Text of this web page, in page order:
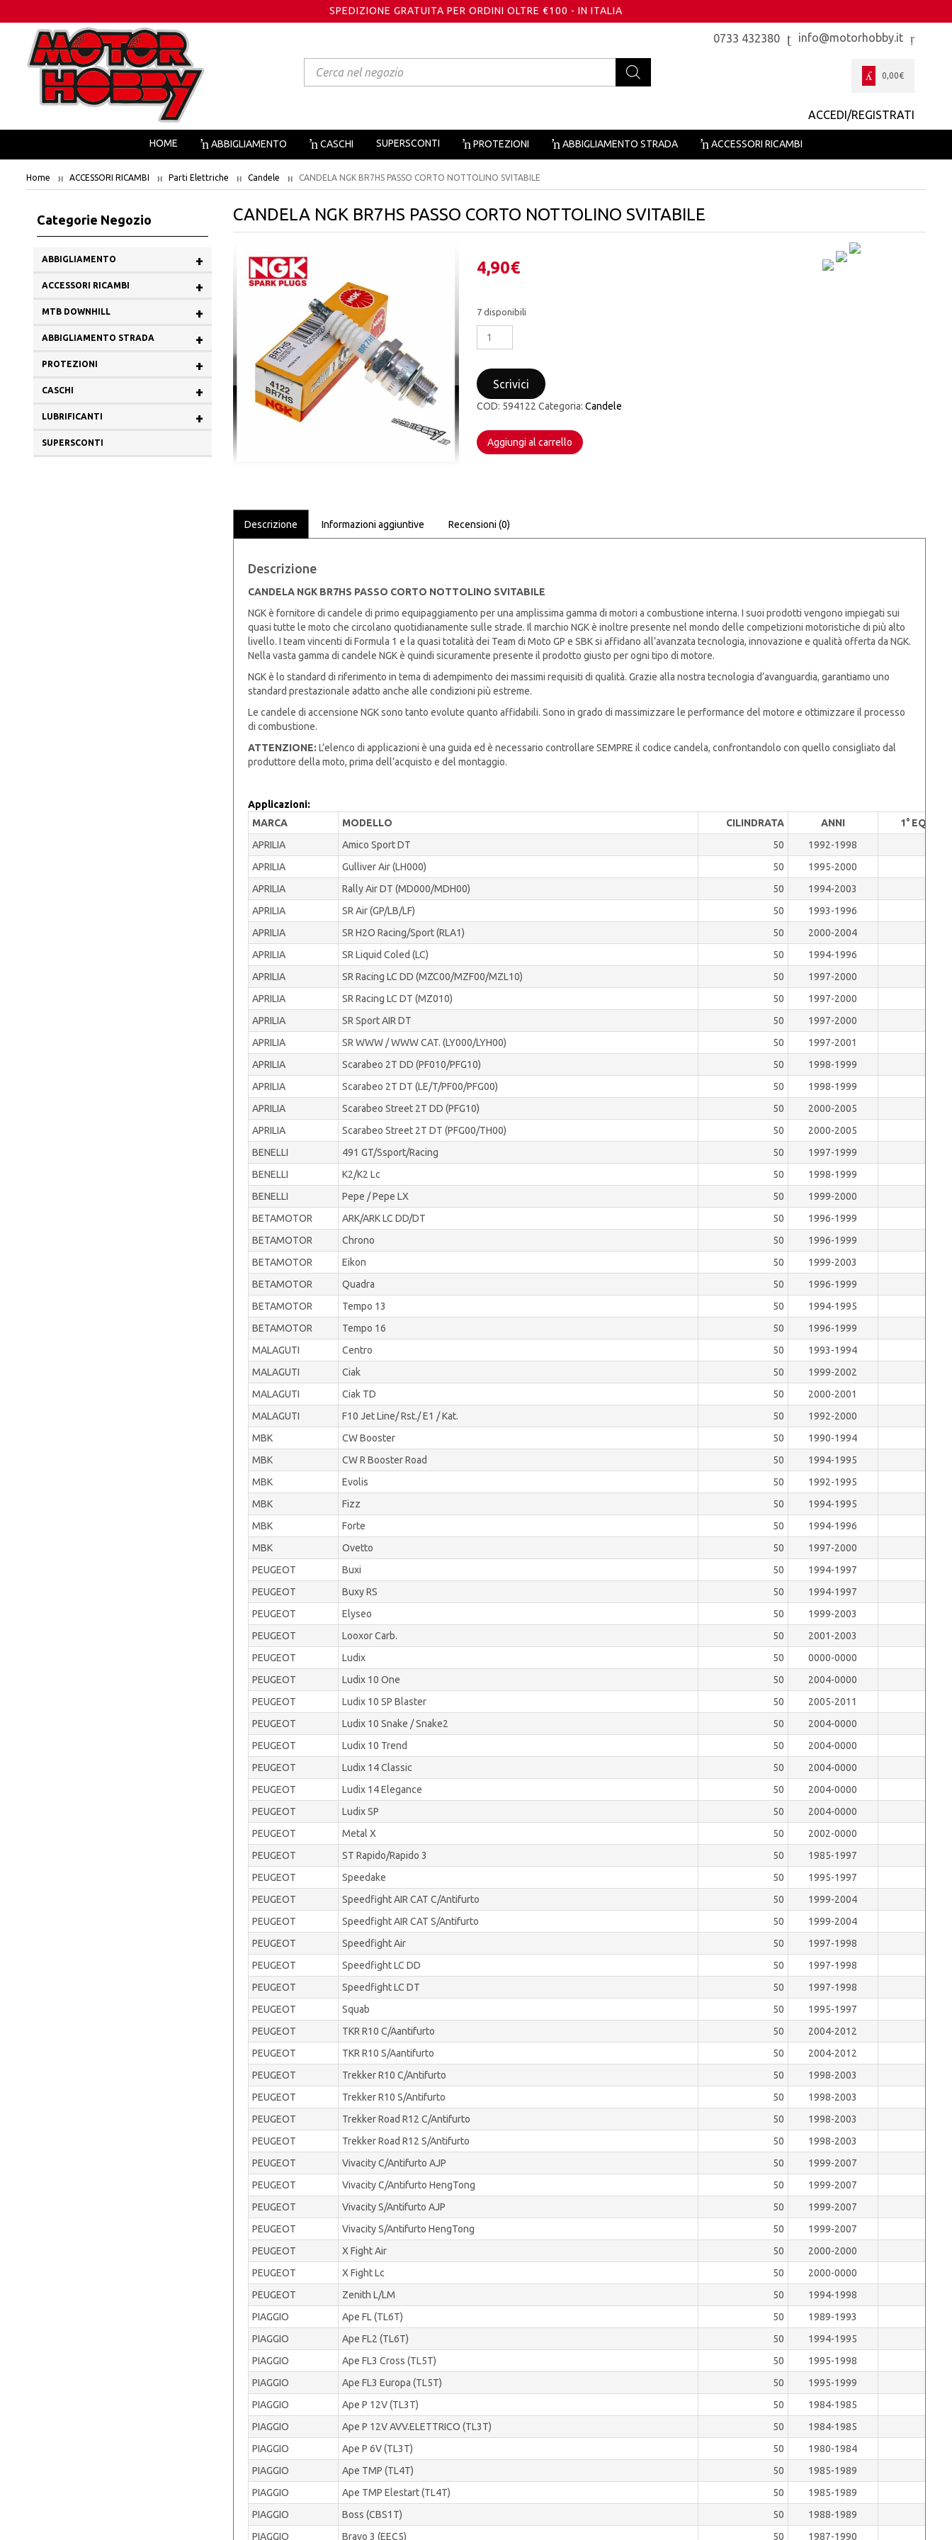
SPEDIZIONE GRATUITA PER ORDINI OLTRE €100 - IN ITALIA
Products
search
info@motorhobby.it
0733 432380
0,00€
ACCEDI/REGISTRATI
HOME ABBIGLIAMENTO CASCHI SUPERSCONTI PROTEZIONI ABBIGLIAMENTO STRADA ACCESSORI RICAMBI
Home ACCESSORI RICAMBI Parti Elettriche Candele CANDELA NGK BR7HS PASSO CORTO NOTTOLINO SVITABILE
Categorie Negozio
+
ABBIGLIAMENTO
+
ACCESSORI RICAMBI
+
MTB DOWNHILL
+
ABBIGLIAMENTO STRADA
+
PROTEZIONI
+
CASCHI
+
LUBRIFICANTI
SUPERSCONTI
CANDELA NGK BR7HS PASSO CORTO NOTTOLINO SVITABILE
4,90€
7 disponibili
CANDELA
PASSO
CORTO
NOTTOLINO
quantità
Scrivici
COD: 594122 Categoria:Candele
Aggiungi al carrello
Descrizione Informazioni aggiuntive Recensioni (0)
Descrizione
CANDELA NGK BR7HS PASSO CORTO NOTTOLINO SVITABILE
NGK è fornitore di candele di primo equipaggiamento per una amplissima gamma di motori a combustione interna. I suoi prodotti vengono impiegati sui
quasi tutte le moto che circolano quotidianamente sulle strade. Il marchio NGK è inoltre presente nel mondo delle competizioni motoristiche di più alto
livello. I team vincenti di Formula 1 e la quasi totalità dei Team di Moto GP e SBK si affidano all’avanzata tecnologia, innovazione e qualità offerta da NGK.
Nella vasta gamma di candele NGK è quindi sicuramente presente il prodotto giusto per ogni tipo di motore.
NGK è lo standard di riferimento in tema di adempimento dei massimi requisiti di qualità. Grazie alla nostra tecnologia d’avanguardia, garantiamo uno
standard prestazionale adatto anche alle condizioni più estreme.
Le candele di accensione NGK sono tanto evolute quanto affidabili. Sono in grado di massimizzare le performance del motore e ottimizzare il processo
di combustione.
ATTENZIONE: L’elenco di applicazioni è una guida ed è necessario controllare SEMPRE il codice candela, confrontandolo con quello consigliato dal
produttore della moto, prima dell’acquisto e del montaggio.
Applicazioni:
MARCA
MODELLO CILINDRATA ANNI
1° EQUIP.
APRILIA
Amico Sport DT 50
1992-1998
APRILIA
Gulliver Air (LH000) 50
1995-2000
APRILIA
Rally Air DT (MD000/MDH00) 50
1994-2003
APRILIA
SR Air (GP/LB/LF) 50
1993-1996
APRILIA
SR H2O Racing/Sport (RLA1) 50
2000-2004
APRILIA
SR Liquid Coled (LC) 50
1994-1996
APRILIA
SR Racing LC DD (MZC00/MZF00/MZL10) 50
1997-2000
APRILIA
SR Racing LC DT (MZ010) 50
1997-2000
APRILIA
SR Sport AIR DT 50
1997-2000
APRILIA
SR WWW / WWW CAT. (LY000/LYH00) 50
1997-2001
APRILIA
Scarabeo 2T DD (PF010/PFG10) 50
1998-1999
APRILIA
Scarabeo 2T DT (LE/T/PF00/PFG00) 50
1998-1999
APRILIA
Scarabeo Street 2T DD (PFG10) 50
2000-2005
APRILIA
Scarabeo Street 2T DT (PFG00/TH00) 50
2000-2005
BENELLI
491 GT/Ssport/Racing 50
1997-1999
BENELLI
K2/K2 Lc 50
1998-1999
BENELLI
Pepe / Pepe LX 50
1999-2000
BETAMOTOR
ARK/ARK LC DD/DT 50
1996-1999
BETAMOTOR
Chrono 50
1996-1999
BETAMOTOR
Eikon 50
1999-2003
BETAMOTOR
Quadra 50
1996-1999
BETAMOTOR
Tempo 13 50
1994-1995
BETAMOTOR
Tempo 16 50
1996-1999
MALAGUTI
Centro 50
1993-1994
MALAGUTI
Ciak 50
1999-2002
MALAGUTI
Ciak TD 50
2000-2001
MALAGUTI
F10 Jet Line/ Rst./ E1 / Kat. 50
1992-2000
MBK
CW Booster 50
1990-1994
MBK
CW R Booster Road 50
1994-1995
MBK
Evolis 50
1992-1995
MBK
Fizz 50
1994-1995
MBK
Forte 50
1994-1996
MBK
Ovetto 50
1997-2000
PEUGEOT
Buxi 50
1994-1997
PEUGEOT
Buxy RS 50
1994-1997
PEUGEOT
Elyseo 50
1999-2003
PEUGEOT
Looxor Carb. 50
2001-2003
PEUGEOT
Ludix 50
0000-0000
PEUGEOT
Ludix 10 One 50
2004-0000
PEUGEOT
Ludix 10 SP Blaster 50
2005-2011
PEUGEOT
Ludix 10 Snake / Snake2 50
2004-0000
PEUGEOT
Ludix 10 Trend 50
2004-0000
PEUGEOT
Ludix 14 Classic 50
2004-0000
PEUGEOT
Ludix 14 Elegance 50
2004-0000
PEUGEOT
Ludix SP 50
2004-0000
PEUGEOT
Metal X 50
2002-0000
PEUGEOT
ST Rapido/Rapido 3 50
1985-1997
PEUGEOT
Speedake 50
1995-1997
PEUGEOT
Speedfight AIR CAT C/Antifurto 50
1999-2004
PEUGEOT
Speedfight AIR CAT S/Antifurto 50
1999-2004
PEUGEOT
Speedfight Air 50
1997-1998
PEUGEOT
Speedfight LC DD 50
1997-1998
PEUGEOT
Speedfight LC DT 50
1997-1998
PEUGEOT
Squab 50
1995-1997
PEUGEOT
TKR R10 C/Aantifurto 50
2004-2012
PEUGEOT
TKR R10 S/Aantifurto 50
2004-2012
PEUGEOT
Trekker R10 C/Antifurto 50
1998-2003
PEUGEOT
Trekker R10 S/Antifurto 50
1998-2003
PEUGEOT
Trekker Road R12 C/Antifurto 50
1998-2003
PEUGEOT
Trekker Road R12 S/Antifurto 50
1998-2003
PEUGEOT
Vivacity C/Antifurto AJP 50
1999-2007
PEUGEOT
Vivacity C/Antifurto HengTong 50
1999-2007
PEUGEOT
Vivacity S/Antifurto AJP 50
1999-2007
PEUGEOT
Vivacity S/Antifurto HengTong 50
1999-2007
PEUGEOT
X Fight Air 50
2000-2000
PEUGEOT
X Fight Lc 50
2000-0000
PEUGEOT
Zenith L/LM 50
1994-1998
PIAGGIO
Ape FL (TL6T) 50
1989-1993
PIAGGIO
Ape FL2 (TL6T) 50
1994-1995
PIAGGIO
Ape FL3 Cross (TL5T) 50
1995-1998
PIAGGIO
Ape FL3 Europa (TL5T) 50
1995-1999
PIAGGIO
Ape P 12V (TL3T) 50
1984-1985
PIAGGIO
Ape P 12V AVV.ELETTRICO (TL3T) 50
1984-1985
PIAGGIO
Ape P 6V (TL3T) 50
1980-1984
PIAGGIO
Ape TMP (TL4T) 50
1985-1989
PIAGGIO
Ape TMP Elestart (TL4T) 50
1985-1989
PIAGGIO
Boss (CBS1T) 50
1988-1989
PIAGGIO
Bravo 3 (EEC5) 50 1987-1990